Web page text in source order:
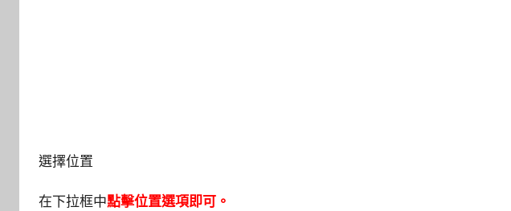
選擇位置
在下拉框中點擊位置選項即可。